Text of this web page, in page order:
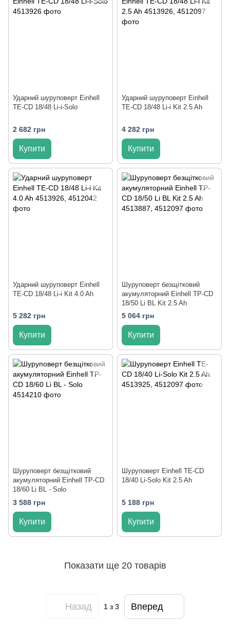
Ударний шуруповерт Einhell
TE-CD 18/48 Li-i-Solo
2 682 грн
Купити
Ударний шуруповерт Einhell
TE-CD 18/48 Li-i Kit 2.5 Ah
4 282 грн
Купити
Ударний шуруповерт Einhell
TE-CD 18/48 Li-i Kit 4.0 Ah
5 282 грн
Купити
Шуруповерт безщітковий
акумуляторний Einhell TP-CD
18/50 Li BL Kit 2.5 Ah
5 064 грн
Купити
Шуруповерт безщітковий
акумуляторний Einhell TP-CD
18/60 Li BL - Solo
3 588 грн
Купити
Шуруповерт Einhell TE-CD
18/40 Li-Solo Kit 2.5 Ah
5 188 грн
Купити
Показати ще 20 товарів
Назад 1 з 3 Вперед